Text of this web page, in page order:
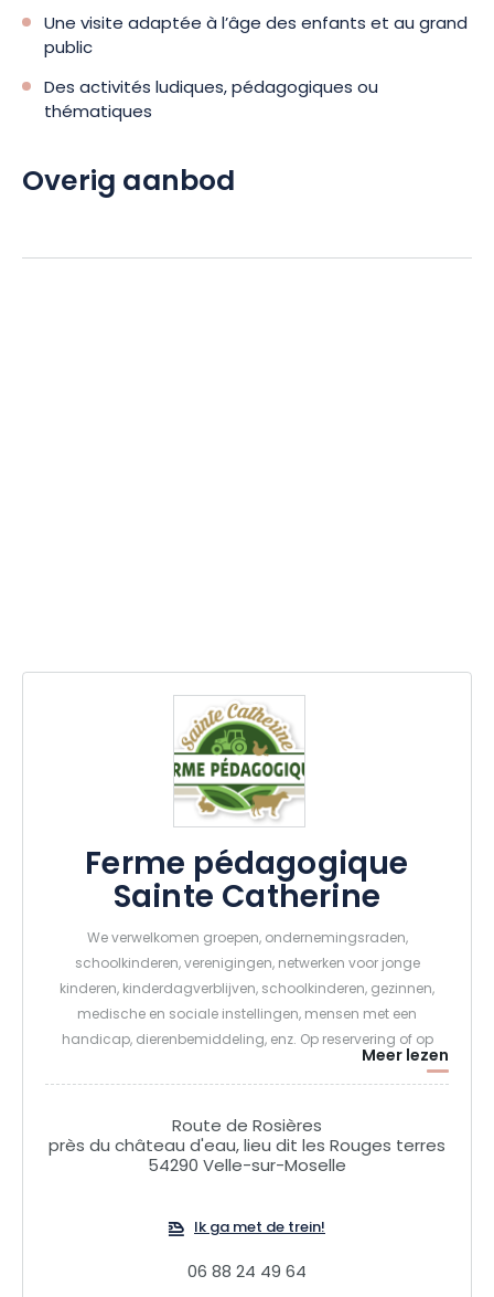
Une visite adaptée à l’âge des enfants et au grand
public
Des activités ludiques, pédagogiques ou
thématiques
Overig aanbod
Ferme pédagogique
Sainte Catherine
We verwelkomen groepen, ondernemingsraden,
schoolkinderen, verenigingen, netwerken voor jonge
kinderen, kinderdagverblijven, schoolkinderen, gezinnen,
medische en sociale instellingen, mensen met een
handicap, dierenbemiddeling, enz. Op reservering of op
door ons georganiseerde data voor gezinnen, laten we je
kennismaken met het leven op de boerderij, met een
kennismaking met onze dieren, voeding, en leuke,
educatieve en manuele activiteiten.
Meer lezen
Route de Rosières
près du château d'eau, lieu dit les Rouges terres
54290 Velle-sur-Moselle
Ik ga met de trein!
06 88 24 49 64